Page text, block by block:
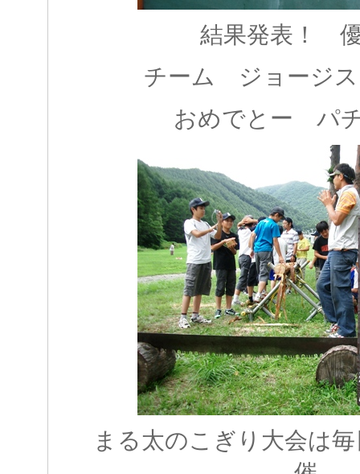
結果発表！
チーム ジョージ
おめでとー パ
まる太のこぎり大会は